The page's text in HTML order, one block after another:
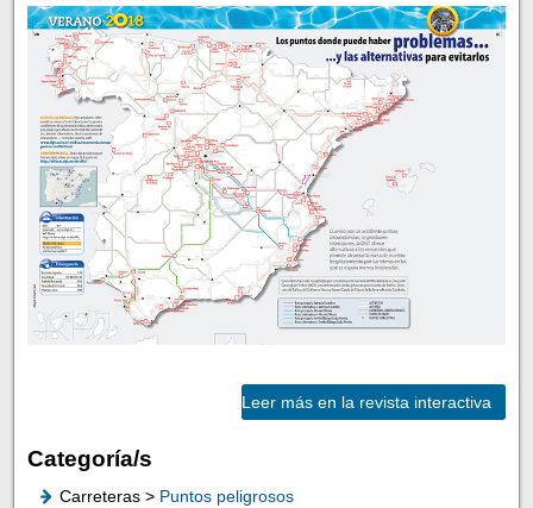
Leer más en la revista interactiva
Categoría/s
Carreteras > Puntos peligrosos